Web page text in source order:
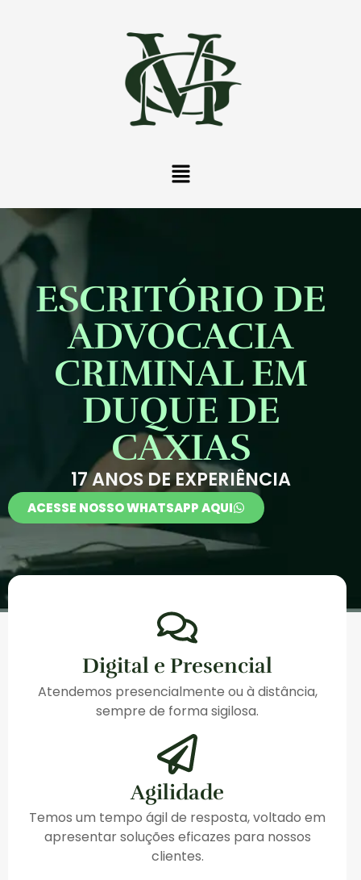
ESCRITÓRIO DE
ADVOCACIA
CRIMINAL EM
DUQUE DE
CAXIAS
17 ANOS DE EXPERIÊNCIA
ACESSE NOSSO WHATSAPP AQUI
Digital e Presencial
Atendemos presencialmente ou à distância,
sempre de forma sigilosa.
Agilidade
Temos um tempo ágil de resposta, voltado em
apresentar soluções eficazes para nossos
clientes.